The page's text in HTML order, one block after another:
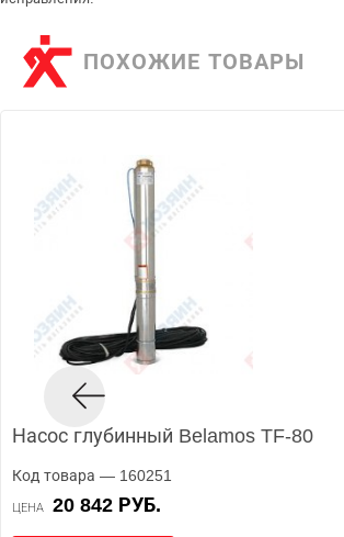
ПОХОЖИЕ ТОВАРЫ
Насос глубинный Belamos TF-80
Код товара — 160251
ЦЕНА 20 842 РУБ.